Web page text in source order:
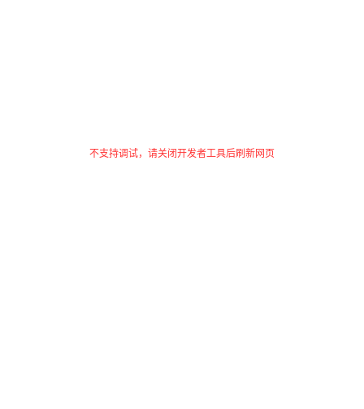
不支持调试，请关闭开发者工具后刷新网页